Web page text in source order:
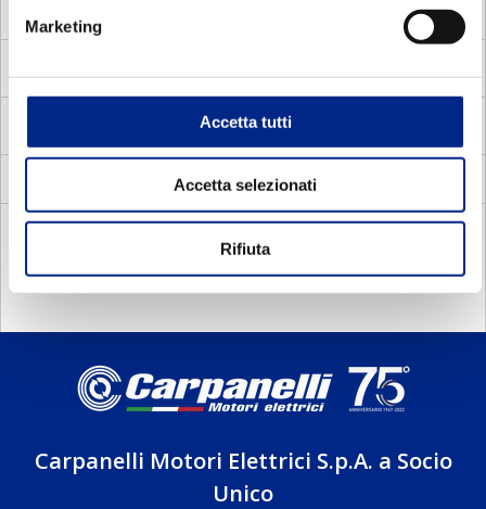
Marketing
Accetta tutti
Accetta selezionati
Rifiuta
Flux vector
Vectorial motors with standard frame
Carpanelli Motori Elettrici S.p.A. a Socio
Unico